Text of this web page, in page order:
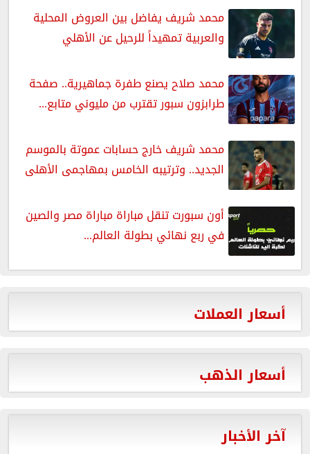
محمد شريف يفاضل بين العروض المحلية
والعربية تمهيداً للرحيل عن الأهلي
محمد صلاح يصنع طفرة جماهيرية.. صفحة
طرابزون سبور تقترب من مليوني متابع...
محمد شريف خارج حسابات عموتة بالموسم
الجديد.. وترتيبه الخامس بمهاجمى الأهلى
أون سبورت تنقل مباراة مباراة مصر والصين
في ربع نهائي بطولة العالم...
أسعار العملات
أسعار الذهب
آخر الأخبار